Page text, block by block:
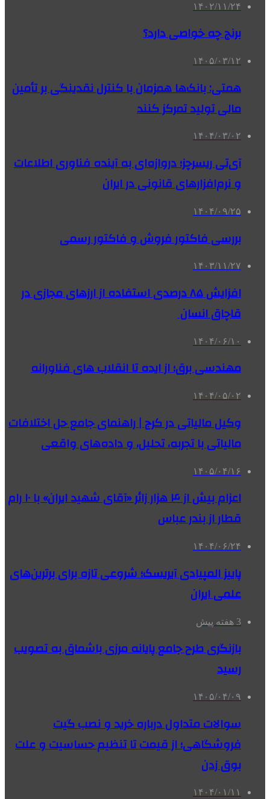
۱۴۰۲/۱۱/۲۴
برنج چه خواصی دارد؟
۱۴۰۵/۰۳/۱۲
همتی: بانک‌ها همزمان با کنترل نقدینگی بر تأمین
مالی تولید تمرکز کنند
۱۴۰۴/۰۳/۰۲
آی‌تی ریسرچز؛ دروازه‌ای به آینده فناوری اطلاعات
و نرم‌افزارهای قانونی در ایران
۱۴۰۴/۰۹/۲۵
بررسی فاکتور فروش و فاکتور رسمی
۱۴۰۳/۱۱/۲۷
افزایش ۸۵ درصدی استفاده از ارزهای مجازی در
قاچاق انسان
۱۴۰۴/۰۶/۱۰
مهندسی برق؛ از ایده تا انقلاب‌ های فناورانه
۱۴۰۴/۰۵/۰۲
وکیل مالیاتی در کرج | راهنمای جامع حل اختلافات
مالیاتی با تجربه، تحلیل، و داده‌های واقعی
۱۴۰۵/۰۴/۱۶
اعزام بیش از ۴ هزار زائر «آقای شهید ایران» با ۱۰ رام
قطار از بندر عباس
۱۴۰۴/۰۶/۲۴
پاییز المپیادی آیریسک؛ شروعی تازه برای برترین‌های
علمی ایران
3 هفته پیش
بازنگری طرح جامع پایانه مرزی باشماق به تصویب
رسید
۱۴۰۵/۰۴/۰۹
سوالات متداول درباره خرید و نصب گیت
فروشگاهی؛ از قیمت تا تنظیم حساسیت و علت
بوق زدن
۱۴۰۴/۰۱/۱۱